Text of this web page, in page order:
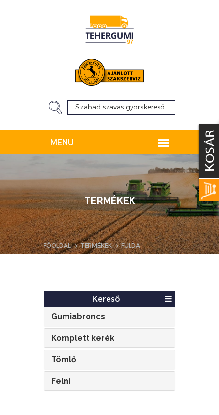
TERMÉKEK
FŐOLDAL TERMÉKEK FULDA
Kereső
Gumiabroncs
Komplett kerék
Tömlő
Felni